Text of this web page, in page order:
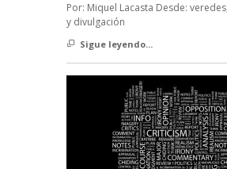
Por: Miquel Lacasta Desde:
y divulgación
Sigue leyendo...